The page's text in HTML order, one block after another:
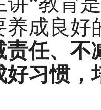
成良好
责任、不
好习惯，